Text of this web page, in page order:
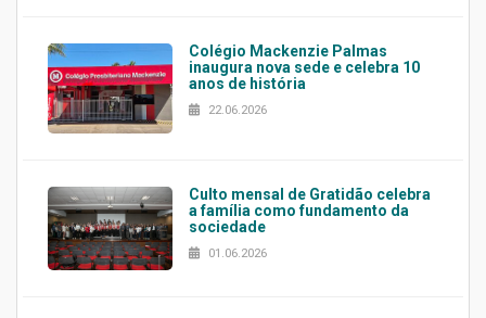
Colégio Mackenzie Palmas
inaugura nova sede e celebra 10
anos de história
22.06.2026
Culto mensal de Gratidão celebra
a família como fundamento da
sociedade
01.06.2026